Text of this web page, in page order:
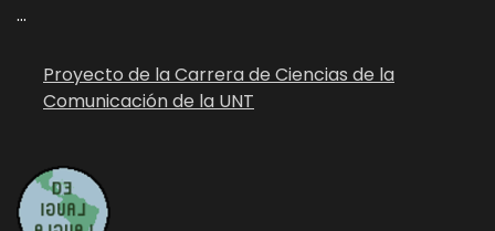
...
Proyecto de la Carrera de Ciencias de la
Comunicación de la UNT